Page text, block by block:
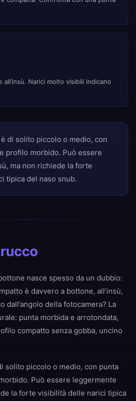
Narici molto visibili indicano
di solito piccolo o medio, con
profilo morbido. Può essere
ma non richiede la forte
tipica del naso snub.
nasce spesso da un dubbio:
è davvero a bottone, all’insù,
dall’angolo della fotocamera? La
punta morbida e arrotondata,
compatto senza gobba, uncino
solito piccolo o medio, con punta
Può essere leggermente
la forte visibilità delle narici tipica